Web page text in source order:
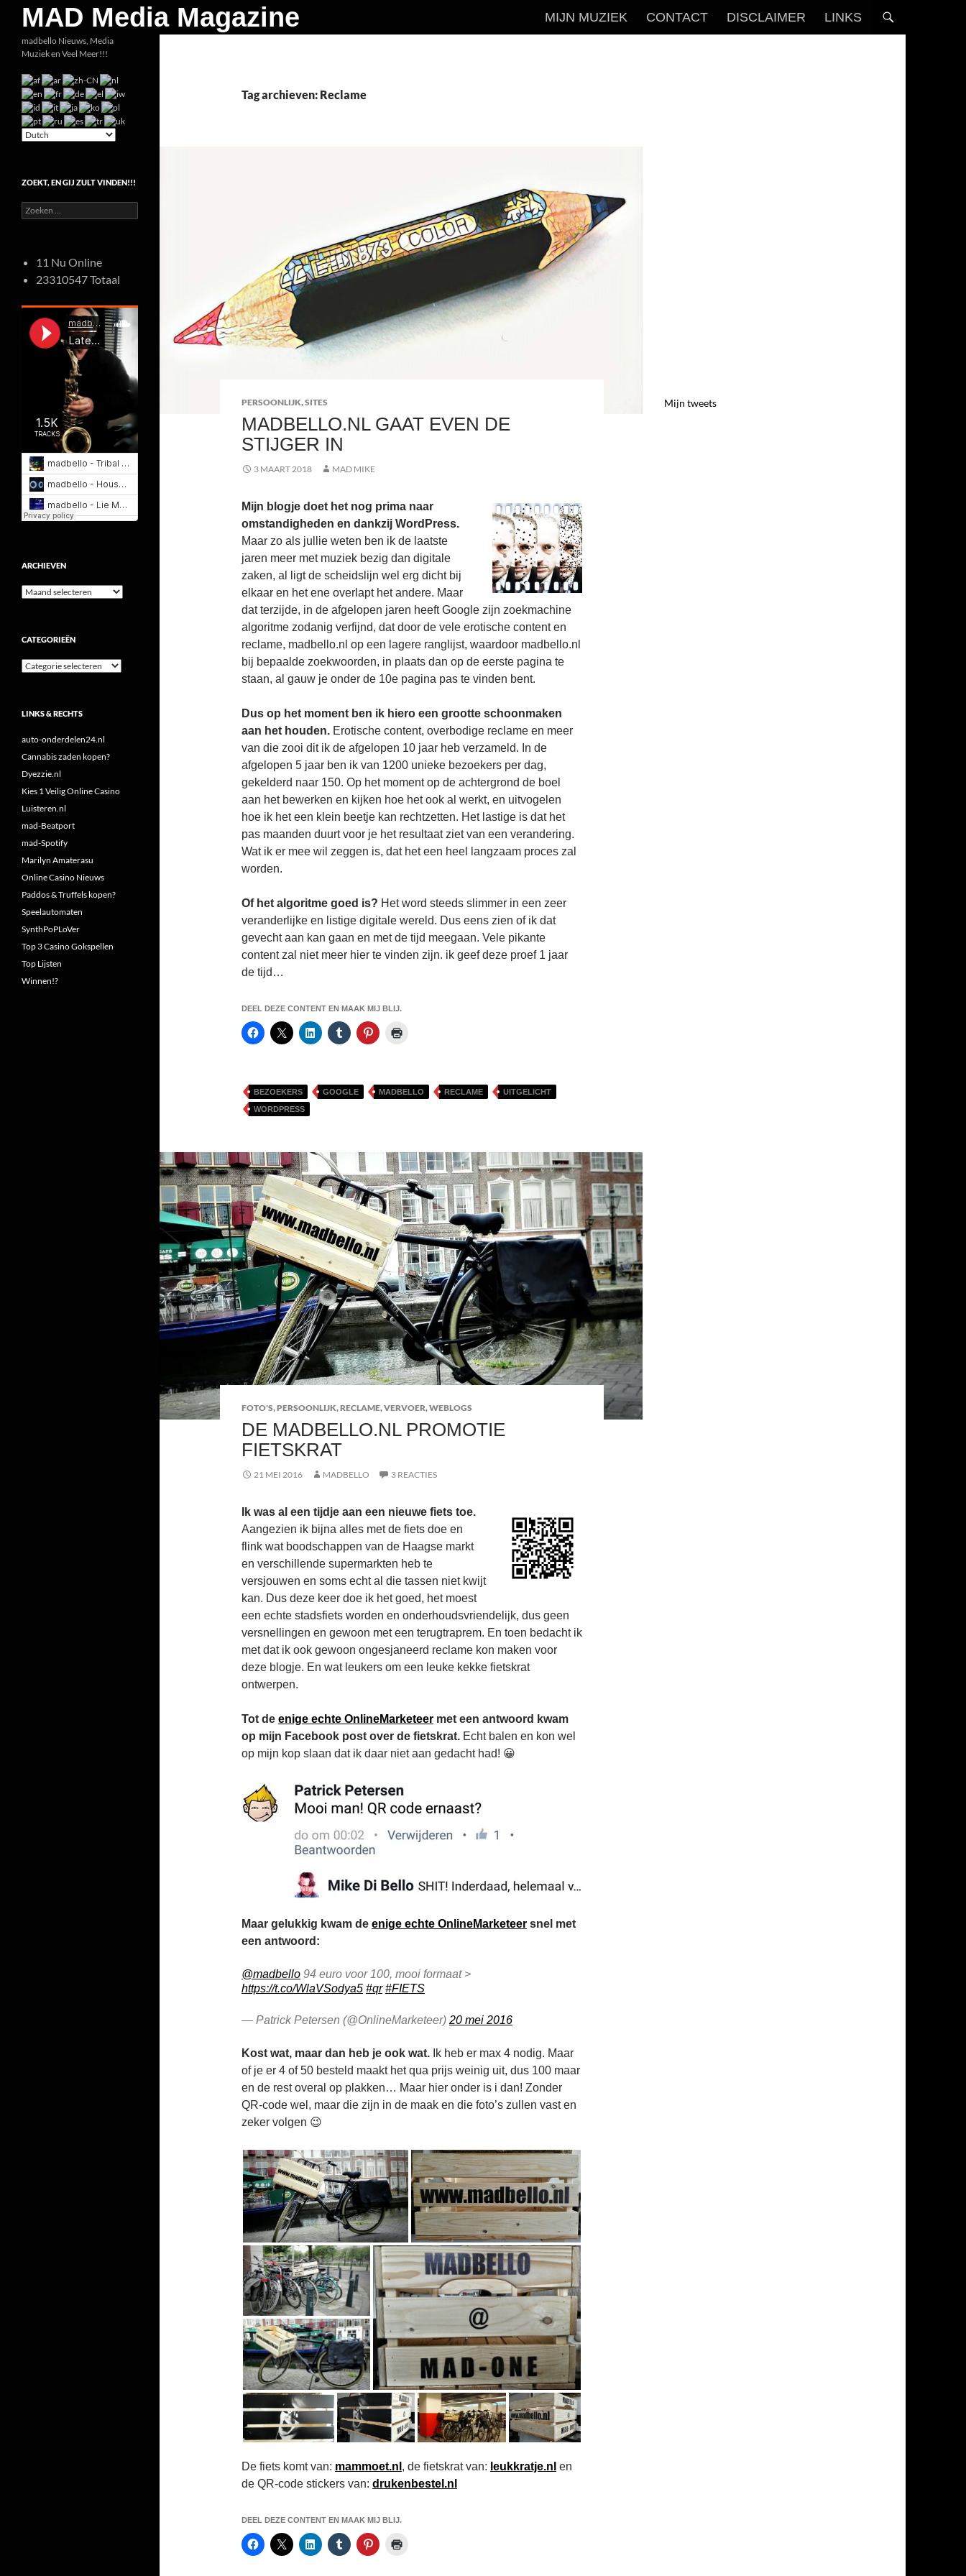
inhoud
MAD Media Magazine
Zoeken
MIJN MUZIEK CONTACT DISCLAIMER LINKS
Tag archieven: Reclame
PERSOONLIJK,SITES
MADBELLO.NL GAAT EVEN DE
STIJGER IN
3 MAART 2018 MAD MIKE
Mijn blogje doet het nog prima naar
omstandigheden en dankzij WordPress.
Maar zo als jullie weten ben ik de laatste
jaren meer met muziek bezig dan digitale
zaken, al ligt de scheidslijn wel erg dicht bij
elkaar en het ene overlapt het andere. Maar
dat terzijde, in de afgelopen jaren heeft Google zijn zoekmachine
algoritme zodanig verfijnd, dat door de vele erotische content en
reclame, madbello.nl op een lagere ranglijst, waardoor madbello.nl
bij bepaalde zoekwoorden, in plaats dan op de eerste pagina te
staan, al gauw je onder de 10e pagina pas te vinden bent.
Dus op het moment ben ik hiero een grootte schoonmaken
aan het houden. Erotische content, overbodige reclame en meer
van die zooi dit ik de afgelopen 10 jaar heb verzameld. In de
afgelopen 5 jaar ben ik van 1200 unieke bezoekers per dag,
gekelderd naar 150. Op het moment op de achtergrond de boel
aan het bewerken en kijken hoe het ook al werkt, en uitvogelen
hoe ik het een klein beetje kan rechtzetten. Het lastige is dat het
pas maanden duurt voor je het resultaat ziet van een verandering.
Wat ik er mee wil zeggen is, dat het een heel langzaam proces zal
worden.
Of het algoritme goed is? Het word steeds slimmer in een zeer
veranderlijke en listige digitale wereld. Dus eens zien of ik dat
gevecht aan kan gaan en met de tijd meegaan. Vele pikante
content zal niet meer hier te vinden zijn. ik geef deze proef 1 jaar
de tijd…
DEEL DEZE CONTENT EN MAAK MIJ BLIJ.
BEZOEKERS GOOGLE MADBELLO RECLAME
UITGELICHT
WORDPRESS
FOTO'S,PERSOONLIJK,RECLAME,VERVOER,WEBLOGS
DE MADBELLO.NL PROMOTIE
FIETSKRAT
21 MEI 2016 MADBELLO 3 REACTIES
Ik was al een tijdje aan een nieuwe fiets toe.
Aangezien ik bijna alles met de fiets doe en
flink wat boodschappen van de Haagse markt
en verschillende supermarkten heb te
versjouwen en soms echt al die tassen niet kwijt
kan. Dus deze keer doe ik het goed, het moest
een echte stadsfiets worden en onderhoudsvriendelijk, dus geen
versnellingen en gewoon met een terugtraprem. En toen bedacht ik
met dat ik ook gewoon ongesjaneerd reclame kon maken voor
deze blogje. En wat leukers om een leuke kekke fietskrat
ontwerpen.
Tot de enige echte OnlineMarketeer met een antwoord kwam
op mijn Facebook post over de fietskrat. Echt balen en kon wel
op mijn kop slaan dat ik daar niet aan gedacht had! 😀
Maar gelukkig kwam de enige echte OnlineMarketeer snel met
een antwoord:
@madbello 94 euro voor 100, mooi formaat >
https://t.co/WlaVSodya5 #qr #FIETS
— Patrick Petersen (@OnlineMarketeer) 20 mei 2016
Kost wat, maar dan heb je ook wat. Ik heb er max 4 nodig. Maar
of je er 4 of 50 besteld maakt het qua prijs weinig uit, dus 100 maar
en de rest overal op plakken… Maar hier onder is i dan! Zonder
QR-code wel, maar die zijn in de maak en die foto’s zullen vast en
zeker volgen 😉
De fiets komt van: mammoet.nl , de fietskrat van: leukkratje.nl en
de QR-code stickers van: drukenbestel.nl
DEEL DEZE CONTENT EN MAAK MIJ BLIJ.
Mijn tweets
madbello Nieuws, Media
Muziek en Veel Meer!!!
ZOEKT, EN GIJ ZULT VINDEN!!!
Zoeken
naar:
11 Nu Online
23310547 Totaal
ARCHIEVEN
Archieven
CATEGORIEËN
Categorieën
LINKS & RECHTS
auto-onderdelen24.nl
Cannabis zaden kopen?
Dyezzie.nl
Kies 1 Veilig Online Casino
Luisteren.nl
mad-Beatport
mad-Spotify
Marilyn Amaterasu
Online Casino Nieuws
Paddos & Truffels kopen?
Speelautomaten
SynthPoPLoVer
Top 3 Casino Gokspellen
Top Lijsten
Winnen!?